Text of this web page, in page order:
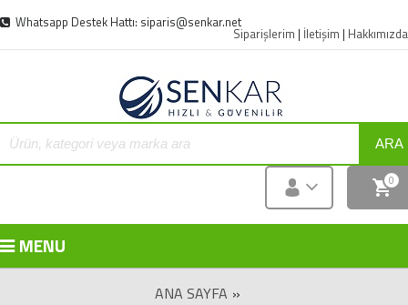
Whatsapp Destek Hattı: siparis@senkar.net
Siparişlerim | İletişim | Hakkımızda
ARA
0
MENU
ANA SAYFA »